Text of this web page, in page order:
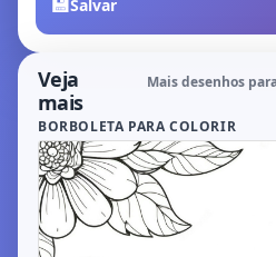
Salvar
Veja
mais
Mais desenhos
BORBOLETA PARA COLORIR